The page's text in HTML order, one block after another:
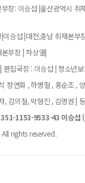
장: 이승섭 |울산광역시
이승섭 |대전,충남 취재본
부장 | 차상열|
편집국장 : 이승섭 | 청소년
정연화 , 하병철 , 홍순조 ,
, 김의철, 박형진 , 김명권 |
351-1153-9533-43 이승섭
rights reserved.